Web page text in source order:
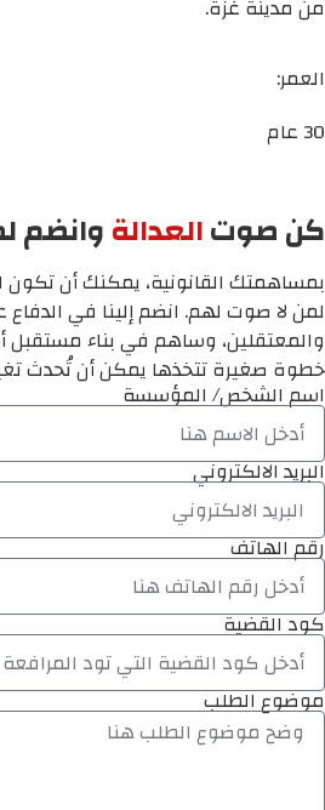
من مدينة غزة.
العمر:
30 عام
كن صوتالعدالةوانضم
بمساهمتك القانونية، يمكنك أن تكون
لمن لا صوت لهم. انضم إلينا في
والمعتقلين، وساهم في بناء مستقبل
خطوة صغيرة تتخذها يمكن أن تُحدث
اسم الشخص/ المؤسسة
البريد الالكتروني
رقم الهاتف
كود القضية
موضوع الطلب